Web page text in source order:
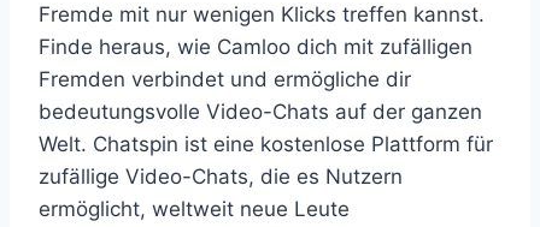
Fremde mit nur wenigen Klicks treffen kannst.
Finde heraus, wie Camloo dich mit zufälligen
Fremden verbindet und ermögliche dir
bedeutungsvolle Video-Chats auf der ganzen
Welt. Chatspin ist eine kostenlose Plattform für
zufällige Video-Chats, die es Nutzern
ermöglicht, weltweit neue Leute